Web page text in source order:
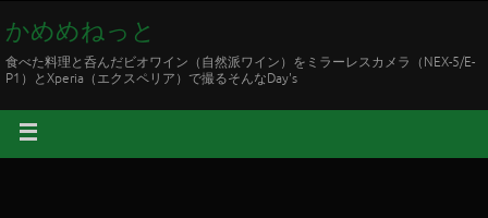
かめめねっと
食べた料理と呑んだビオワイン（自然派ワイン）をミラーレスカメラ（NEX-5/E-
P1）とXperia（エクスペリア）で撮るそんなDay's